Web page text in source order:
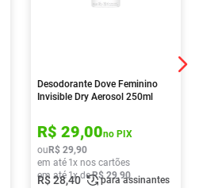
Desodorante Dove Feminino
Invisible Dry Aerosol 250ml
R$ 29,00no PIX
ou R$ 29,90
em até 1x nos cartões
em até 1x deR$ 29,90
R$28,40 para assinantes